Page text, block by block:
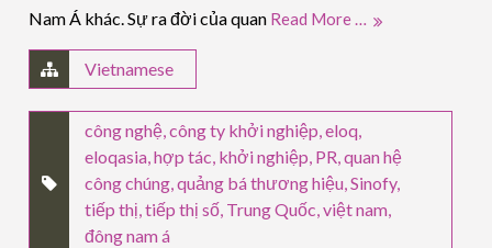
Nam Á khác. Sự ra đời của quan Read More …
Vietnamese
công nghệ,công ty khởi nghiệp,eloq,
eloqasia,hợp tác, khởi nghiệp, PR,quan hệ
công chúng,quảng bá thương hiệu,Sinofy,
tiếp thị,tiếp thị số, Trung Quốc,việt nam,
đông nam á